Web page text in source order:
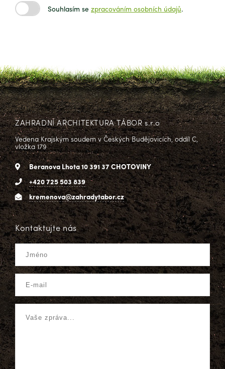
Souhlasím se zpracováním osobních údajů.
ZAHRADNÍ ARCHITEKTURA TÁBOR s.r.o
Vedena Krajským soudem v Českých Budějovicích, oddíl C,
vložka 179
Beranova Lhota 10 391 37 CHOTOVINY
+420 725 503 839
kremenova@zahradytabor.cz
Kontaktujte nás